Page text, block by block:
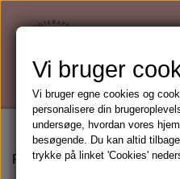
Forside Mærker Guinot
Vi bruger
Vi bruger egne cookies og
personalisere din
undersøge, hvordan vores
besøgende. Du kan altid
trykke på linket 'Cookies'